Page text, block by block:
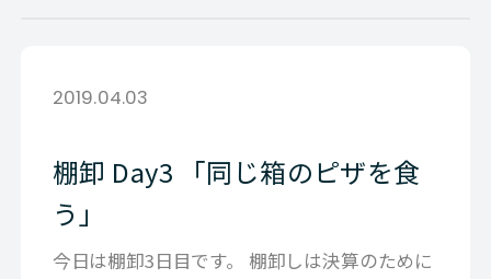
2019.04.03
棚卸 Day3 「同じ箱のピザを食
う」
今日は棚卸3日目です。 棚卸しは決算のために